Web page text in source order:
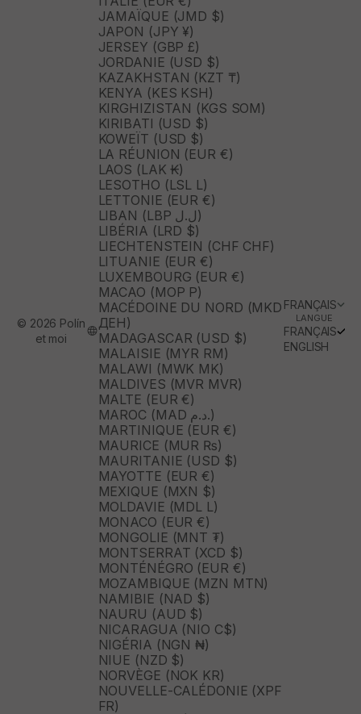
JAMAÏQUE (JMD $)
JAPON (JPY ¥)
JERSEY (GBP £)
JORDANIE (USD $)
KAZAKHSTAN (KZT ₸)
KENYA (KES KSH)
KIRGHIZISTAN (KGS SOM)
KIRIBATI (USD $)
KOWEÏT (USD $)
LA RÉUNION (EUR €)
LAOS (LAK ₭)
LESOTHO (LSL L)
LETTONIE (EUR €)
LIBAN (LBP ل.ل)
LIBÉRIA (LRD $)
LIECHTENSTEIN (CHF CHF)
LITUANIE (EUR €)
LUXEMBOURG (EUR €)
MACAO (MOP P)
MACÉDOINE DU NORD (MKD
ДЕН)
MADAGASCAR (USD $)
MALAISIE (MYR RM)
MALAWI (MWK MK)
MALDIVES (MVR MVR)
MALTE (EUR €)
MAROC (MAD د.م.)
MARTINIQUE (EUR €)
MAURICE (MUR ₨)
MAURITANIE (USD $)
MAYOTTE (EUR €)
MEXIQUE (MXN $)
MOLDAVIE (MDL L)
MONACO (EUR €)
MONGOLIE (MNT ₮)
MONTSERRAT (XCD $)
MONTÉNÉGRO (EUR €)
MOZAMBIQUE (MZN MTN)
NAMIBIE (NAD $)
NAURU (AUD $)
NICARAGUA (NIO C$)
NIGÉRIA (NGN ₦)
NIUE (NZD $)
NORVÈGE (NOK KR)
NOUVELLE-CALÉDONIE (XPF
FR)
FRANÇAIS
LANGUE
FRANÇAIS
ENGLISH
© 2026 Polín
et moi